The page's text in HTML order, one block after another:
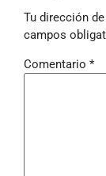
Tu dirección
campos
Comentario *